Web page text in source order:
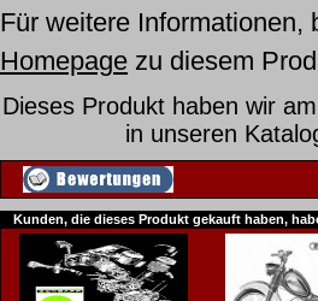
Für weitere Informationen,
Homepage zu diesem
Dieses Produkt haben wir
in unseren
Kunden, die dieses Produkt gekauft haben,